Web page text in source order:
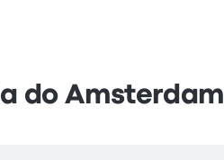
do Amsterdam